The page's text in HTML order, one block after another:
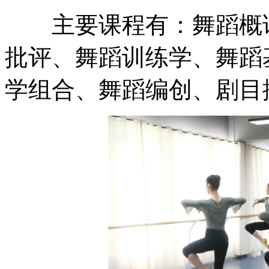
主要课程有：舞蹈概
批评、舞蹈训练学、舞
学组合、舞蹈编创、剧